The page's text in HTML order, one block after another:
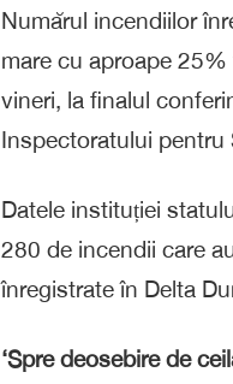
Numărul incendiilor
mare cu aproape
vineri, la finalul
Inspectoratului pentru
Datele instituției
280 de incendii care
înregistrate în Delta
‘Spre deosebire de